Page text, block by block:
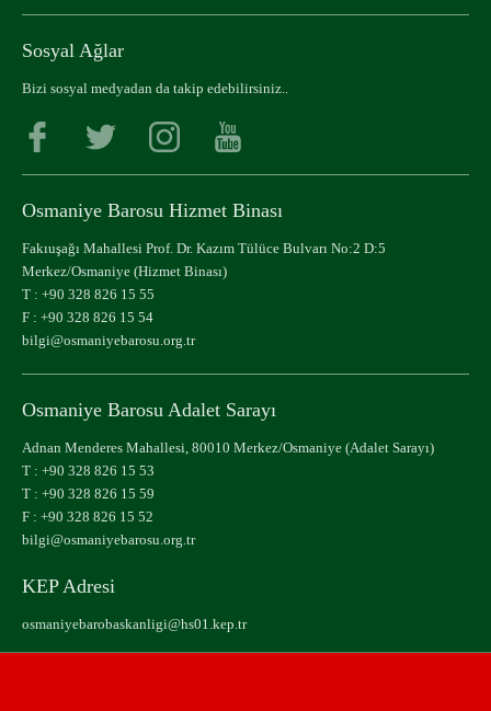
Sosyal Ağlar
Bizi sosyal medyadan da takip edebilirsiniz..
Osmaniye Barosu Hizmet Binası
Fakıuşağı Mahallesi Prof. Dr. Kazım Tülüce Bulvarı No:2 D:5
Merkez/Osmaniye (Hizmet Binası)
T : +90 328 826 15 55
F : +90 328 826 15 54
bilgi@osmaniyebarosu.org.tr
Osmaniye Barosu Adalet Sarayı
Adnan Menderes Mahallesi, 80010 Merkez/Osmaniye (Adalet Sarayı)
T : +90 328 826 15 53
T : +90 328 826 15 59
F : +90 328 826 15 52
bilgi@osmaniyebarosu.org.tr
KEP Adresi
osmaniyebarobaskanligi@hs01.kep.tr